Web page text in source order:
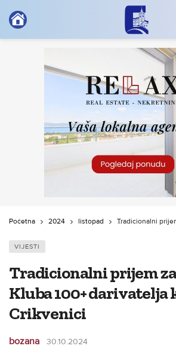
Početna 2024 listopad Tradicionalni
VIJESTI
Tradicionalni prijem
Kluba 100+ darivatelja
Crikvenici
bozana 30.10.2024